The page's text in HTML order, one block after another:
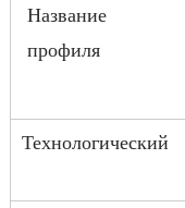
Название
профиля
Технологический